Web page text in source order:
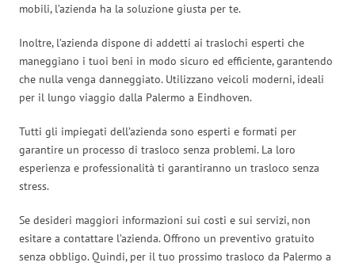
mobili, l’azienda ha la soluzione giusta per te.
Inoltre, l’azienda dispone di addetti ai traslochi esperti che
maneggiano i tuoi beni in modo sicuro ed efficiente, garantendo
che nulla venga danneggiato. Utilizzano veicoli moderni, ideali
per il lungo viaggio dalla Palermo a Eindhoven.
Tutti gli impiegati dell’azienda sono esperti e formati per
garantire un processo di trasloco senza problemi. La loro
esperienza e professionalità ti garantiranno un trasloco senza
stress.
Se desideri maggiori informazioni sui costi e sui servizi, non
esitare a contattare l’azienda. Offrono un preventivo gratuito
senza obbligo. Quindi, per il tuo prossimo trasloco da Palermo a